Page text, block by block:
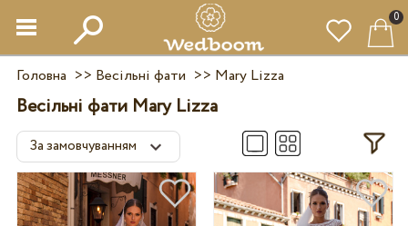
0
Головна >> Весільні фати >> Mary Lizza
Весільні фати Mary Lizza